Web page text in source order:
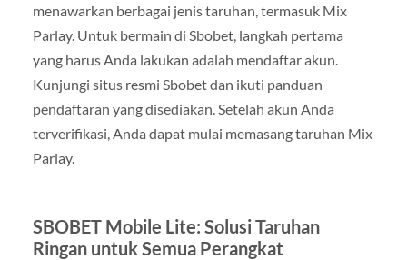
menawarkan berbagai jenis taruhan, termasuk Mix
Parlay. Untuk bermain di Sbobet, langkah pertama
yang harus Anda lakukan adalah mendaftar akun.
Kunjungi situs resmi Sbobet dan ikuti panduan
pendaftaran yang disediakan. Setelah akun Anda
terverifikasi, Anda dapat mulai memasang taruhan Mix
Parlay.
SBOBET Mobile Lite: Solusi Taruhan
Ringan untuk Semua Perangkat